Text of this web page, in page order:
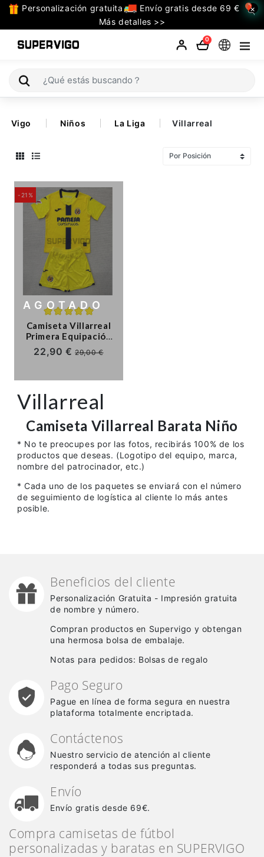
Personalización gratuita
Envío gratis desde 69 €
Más detalles >>
×
0
TODAS
LAS
CATEGORIAS
La Liga
Bundesliga
Premier League
Serie A
Ligue 1
Otras Ligas
Niños
Entrenamiento
Vigo Niños La Liga Villarreal
-21%
Camiseta Villarreal
Primera Equipación
2025/2026 Amarillo
Niño Kit con Parche
22,90 €29,00 €
AGOTADO
Villarreal
Camiseta Villarreal Barata Niño
* No te preocupes por las fotos, recibirás 100% de los
productos que deseas. (Logotipo del equipo, marca,
nombre del patrocinador, etc.)
* Cada uno de los paquetes se enviará con el número
de seguimiento de logística al cliente lo más antes
posible.
Beneficios del cliente
Personalización Gratuita - Impresión gratuita
de nombre y número.
Compran productos en Supervigo y obtengan
una hermosa bolsa de embalaje.
Notas para pedidos: Bolsas de regalo
Pago Seguro
Pague en línea de forma segura en nuestra
plataforma totalmente encriptada.
Contáctenos
Nuestro servicio de atención al cliente
responderá a todas sus preguntas.
Envío
Envío gratis desde 69€.
Compra camisetas de fútbol
personalizadas y baratas en SUPERVIGO